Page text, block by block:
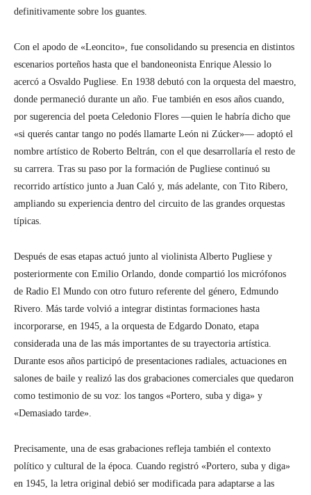
definitivamente sobre los guantes.
Con el apodo de «Leoncito», fue consolidando su presencia en distintos
escenarios porteños hasta que el bandoneonista Enrique Alessio lo
acercó a Osvaldo Pugliese. En 1938 debutó con la orquesta del maestro,
donde permaneció durante un año. Fue también en esos años cuando,
por sugerencia del poeta Celedonio Flores —quien le habría dicho que
«si querés cantar tango no podés llamarte León ni Zúcker»— adoptó el
nombre artístico de Roberto Beltrán, con el que desarrollaría el resto de
su carrera. Tras su paso por la formación de Pugliese continuó su
recorrido artístico junto a Juan Caló y, más adelante, con Tito Ribero,
ampliando su experiencia dentro del circuito de las grandes orquestas
típicas.
Después de esas etapas actuó junto al violinista Alberto Pugliese y
posteriormente con Emilio Orlando, donde compartió los micrófonos
de Radio El Mundo con otro futuro referente del género, Edmundo
Rivero. Más tarde volvió a integrar distintas formaciones hasta
incorporarse, en 1945, a la orquesta de Edgardo Donato, etapa
considerada una de las más importantes de su trayectoria artística.
Durante esos años participó de presentaciones radiales, actuaciones en
salones de baile y realizó las dos grabaciones comerciales que quedaron
como testimonio de su voz: los tangos «Portero, suba y diga» y
«Demasiado tarde».
Precisamente, una de esas grabaciones refleja también el contexto
político y cultural de la época. Cuando registró «Portero, suba y diga»
en 1945, la letra original debió ser modificada para adaptarse a las